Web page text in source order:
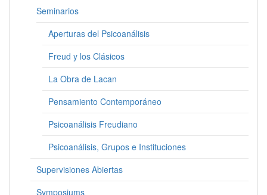
Seminarios
Aperturas del Psicoanálisis
Freud y los Clásicos
La Obra de Lacan
Pensamiento Contemporáneo
Psicoanálisis Freudiano
Psicoanálisis, Grupos e Instituciones
Supervisiones Abiertas
Symposiums